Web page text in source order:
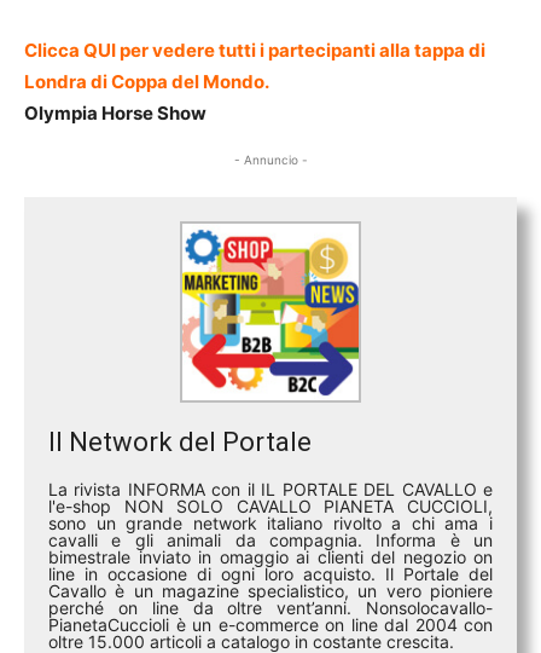
Clicca QUI per vedere tutti i partecipanti alla tappa di
Londra di Coppa del Mondo.
Olympia Horse Show
- Annuncio -
Il Network del Portale
La rivista INFORMA con il IL PORTALE DEL CAVALLO e
l'e-shop NON SOLO CAVALLO PIANETA CUCCIOLI,
sono un grande network italiano rivolto a chi ama i
cavalli e gli animali da compagnia. Informa è un
bimestrale inviato in omaggio ai clienti del negozio on
line in occasione di ogni loro acquisto. Il Portale del
Cavallo è un magazine specialistico, un vero pioniere
perché on line da oltre vent’anni. Nonsolocavallo-
PianetaCuccioli è un e-commerce on line dal 2004 con
oltre 15.000 articoli a catalogo in costante crescita.